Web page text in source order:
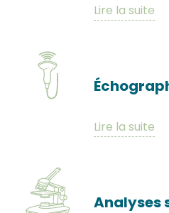
Lire la suite
Lire la suite
Analyses